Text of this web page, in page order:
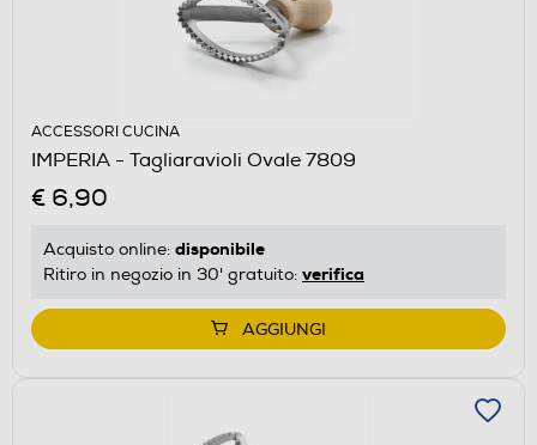
ACCESSORI CUCINA
IMPERIA - Tagliaravioli Ovale 7809
€ 6,90
Acquisto online: disponibile
Ritiro in negozio in 30' gratuito: verifica
AGGIUNGI